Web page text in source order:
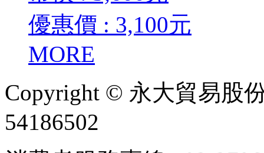
優惠價 : 3,100元
MORE
Copyright © 永大貿易股
54186502